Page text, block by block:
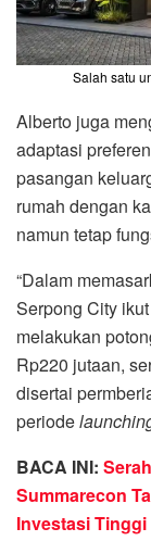
Salah satu
Alberto juga
adaptasi
pasangan
rumah dengan
namun tetap
“Dalam
Serpong City
melakukan
Rp220 jutaan,
disertai
periode
BACA INI:
Summarecon
Investasi Tinggi